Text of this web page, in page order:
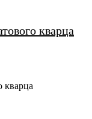
кварца